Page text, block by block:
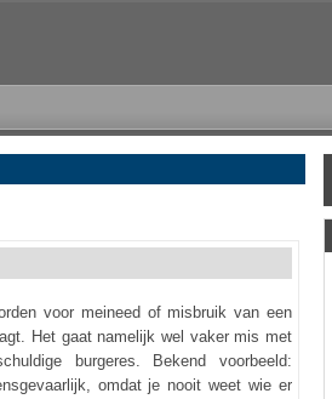
voor meineed of misbruik van een
Het gaat namelijk wel vaker mis met
burgeres. Bekend voorbeeld:
omdat je nooit weet wie er